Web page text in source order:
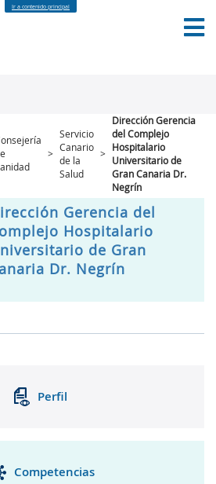
Ir a contenido principal
DATOS ABIERTOS
TRANSPARENCIA
>
Servicio
Canario
de la
Salud
>
Dirección Gerencia
del Complejo
Hospitalario
Universitario de
Gran Canaria Dr.
Negrín
Gerencia del
Hospitalario
de Gran
Dr. Negrín
Perfil
Competencias